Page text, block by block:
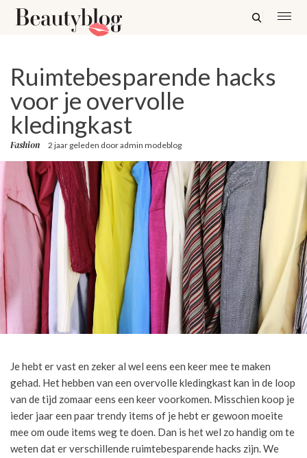
Ruimtebesparende hacks
voor je overvolle
kledingkast
Fashion 2 jaar geleden dooradmin modeblog
Je hebt er vast en zeker al wel eens een keer mee te maken
gehad. Het hebben van een overvolle kledingkast kan in de loop
van de tijd zomaar eens een keer voorkomen. Misschien koop je
ieder jaar een paar trendy items of je hebt er gewoon moeite
mee om oude items weg te doen. Dan is het wel zo handig om te
weten dat er verschillende ruimtebesparende hacks zijn. We